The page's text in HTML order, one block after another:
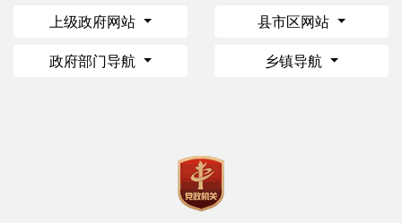
上级政府网站 县市区网站
政府部门导航 乡镇导航